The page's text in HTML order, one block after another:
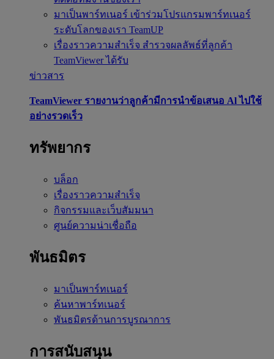
มาเป็นพาร์ทเนอร์ เข้าร่วมโปรแกรมพาร์ทเนอร์
ระดับโลกของเรา TeamUP
เรื่องราวความสำเร็จ สำรวจผลลัพธ์ที่ลูกค้า
TeamViewer ได้รับ
ข่าวสาร
TeamViewer รายงานว่าลูกค้ามีการนำข้อเสนอ Al ไปใช้
อย่างรวดเร็ว
ทรัพยากร
บล็อก
เรื่องราวความสำเร็จ
กิจกรรมและเว็บสัมมนา
ศูนย์ความน่าเชื่อถือ
พันธมิตร
มาเป็นพาร์ทเนอร์
ค้นหาพาร์ทเนอร์
พันธมิตรด้านการบูรณาการ
การสนับสนุน